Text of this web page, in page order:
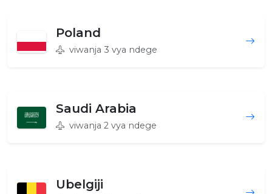
Poland
viwanja 3 vya ndege
Saudi Arabia
viwanja 2 vya ndege
Ubelgiji